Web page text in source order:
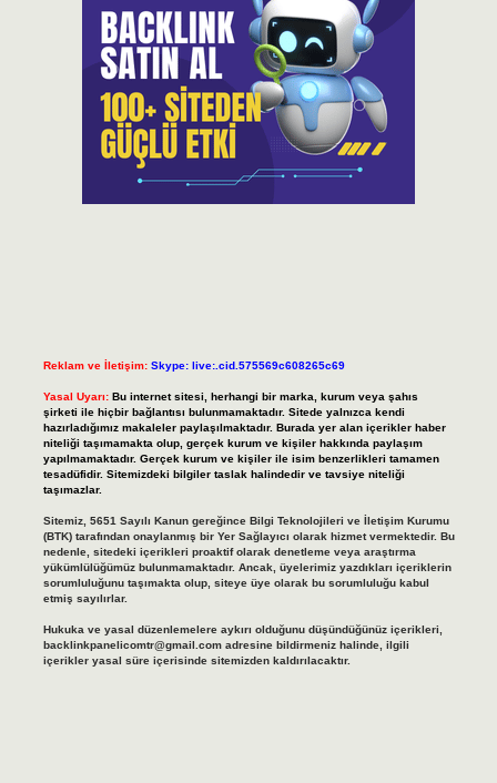
Reklam ve İletişim: Skype: live:.cid.575569c608265c69
Yasal Uyarı: Bu internet sitesi, herhangi bir marka, kurum veya şahıs
şirketi ile hiçbir bağlantısı bulunmamaktadır. Sitede yalnızca kendi
hazırladığımız makaleler paylaşılmaktadır. Burada yer alan içerikler haber
niteliği taşımamakta olup, gerçek kurum ve kişiler hakkında paylaşım
yapılmamaktadır. Gerçek kurum ve kişiler ile isim benzerlikleri tamamen
tesadüfidir. Sitemizdeki bilgiler taslak halindedir ve tavsiye niteliği
taşımazlar.
Sitemiz, 5651 Sayılı Kanun gereğince Bilgi Teknolojileri ve İletişim Kurumu
(BTK) tarafından onaylanmış bir Yer Sağlayıcı olarak hizmet vermektedir. Bu
nedenle, sitedeki içerikleri proaktif olarak denetleme veya araştırma
yükümlülüğümüz bulunmamaktadır. Ancak, üyelerimiz yazdıkları içeriklerin
sorumluluğunu taşımakta olup, siteye üye olarak bu sorumluluğu kabul
etmiş sayılırlar.
Hukuka ve yasal düzenlemelere aykırı olduğunu düşündüğünüz içerikleri,
backlinkpanelicomtr@gmail.comadresine bildirmeniz halinde, ilgili
içerikler yasal süre içerisinde sitemizden kaldırılacaktır.